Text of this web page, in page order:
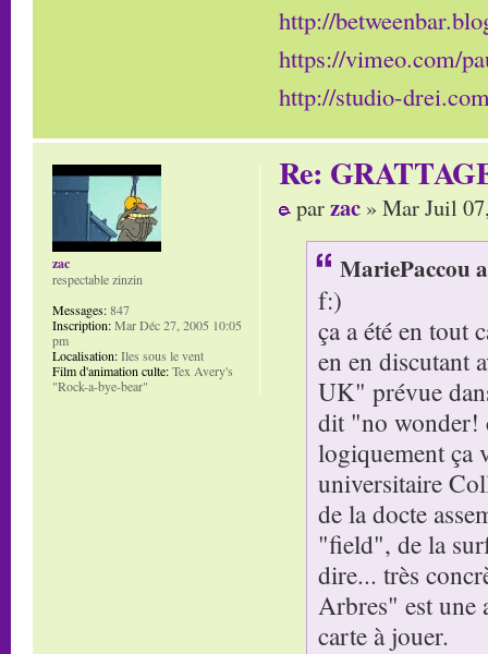
http://
https://vimeo.com/
http://studio-
Re:
parzac » Mar Juil
MariePaccou
f:)
ça a été en tout
en en discutant
UK" prévue
dit "no wonder!
logiquement ça
universitaire
de la docte
"field", de la
dire... très
Arbres" est une
carte à jouer.
zac
respectable zinzin
Messages:847
Inscription:Mar Déc 27, 2005 10:05
pm
Localisation:Iles sous le vent
Film d'animation culte:Tex Avery's
"Rock-a-bye-bear"